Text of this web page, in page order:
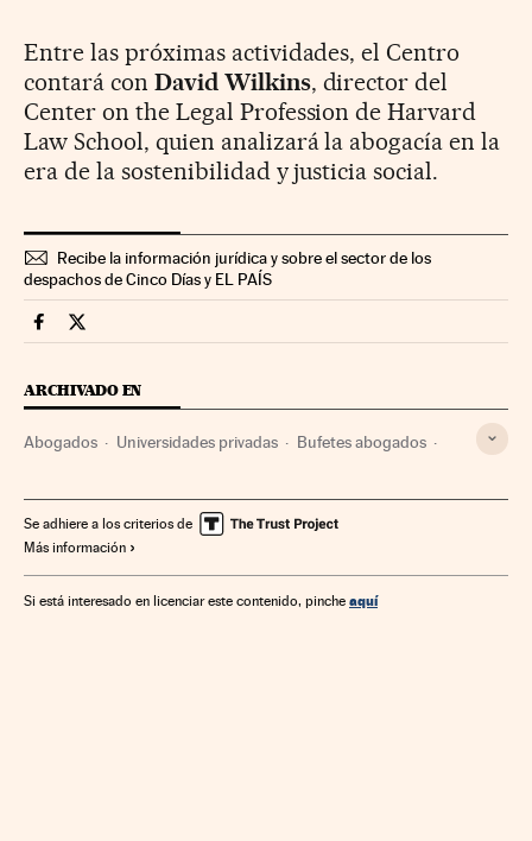
Entre las próximas actividades, el Centro
contará con David Wilkins, director del
Center on the Legal Profession de Harvard
Law School, quien analizará la abogacía en la
era de la sostenibilidad y justicia social.
Recibe la información jurídica y sobre el sector de los
despachos de Cinco Días y EL PAÍS
Legal Cinco Días en Facebook
Legal Cinco Días en Twitter
ARCHIVADO EN
Abogados Universidades privadas Bufetes abogados
Sistema educativo Educación Sociedad
Se adhiere a los criterios de
Más información
Si está interesado en licenciar este contenido, pinche aquí